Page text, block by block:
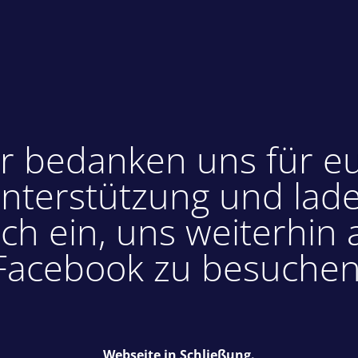
bedanken uns für
und
ein, uns weiterhin
zu